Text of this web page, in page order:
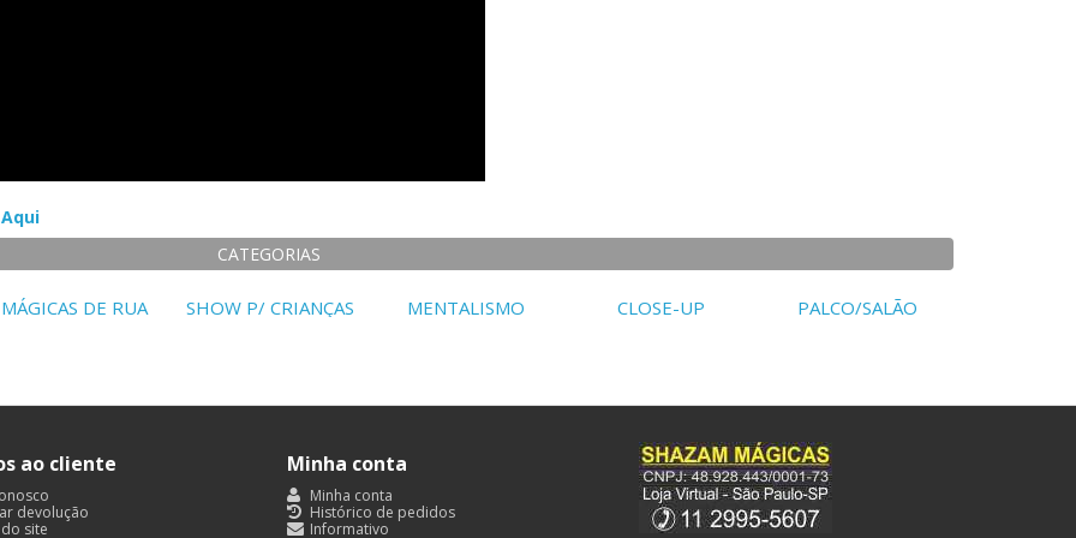
CATEGORIAS
MÁGICAS DE RUA SHOW P/ CRIANÇAS MENTALISMO CLOSE-UP PALCO/SALÃO
ao cliente
devolução
site
Minha conta
Minha conta
Histórico de pedidos
Informativo